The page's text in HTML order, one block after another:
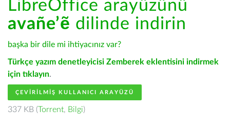
LibreOffice arayüzünü
avañe’ẽ dilinde indirin
başka bir dile mi ihtiyacınız var?
Türkçe yazım denetleyicisi Zemberek eklentisini indirmek
için tıklayın.
ÇEVIRILMIŞ KULLANICI ARAYÜZÜ
337 KB (Torrent, Bilgi)